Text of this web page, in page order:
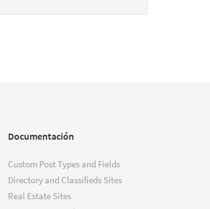
Documentación
Custom Post Types and Fields
Directory and Classifieds Sites
Real Estate Sites